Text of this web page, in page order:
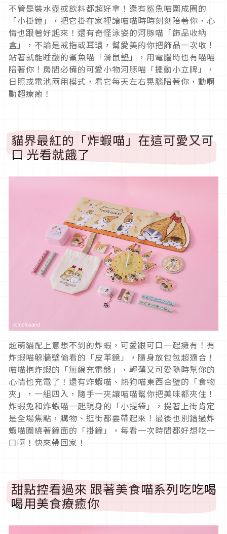
不管是裝水壺或飲料都超好拿！還有鯊魚喵圍成圈的
「小掛鐘」，把它掛在家裡讓喵喵時時刻刻陪著你，心
情也跟著好起來！還有奇怪泳姿的河豚喵「飾品收納
盒」，不論是戒指或耳環，幫愛美的你把飾品一次收！
站著就能睡翻的鯊魚喵「滑鼠墊」，用電腦時也有喵喵
陪著你！房間必備的可愛小物河豚喵「擺動小立牌」，
日照或電池兩用模式，看它每天左右晃腦陪著你，動啊
動超療癒！
貓界最紅的「炸蝦喵」在這可愛又可
口 光看就餓了
超萌貓配上意想不到的炸蝦，可愛跟可口一起擁有！有
炸蝦喵躲牆壁偷看的「皮革鏡」，隨身放包包超適合！
喵喵抱炸蝦的「無線充電盤」，輕薄又可愛隨時幫你的
心情也充電了！還有炸蝦喵、熱狗喵東西合璧的「食物
夾」，一組四入，隨手一夾讓喵喵幫你把美味都夾住！
炸蝦兔和炸蝦喵一起現身的「小提袋」，提著上街肯定
是全場焦點，購物、逛街都要帶起來！最後也別錯過炸
蝦喵圍繞著鐘面的「掛鐘」，每看一次時間都好想吃一
口啊！快來帶回家！
甜點控看過來 跟著美食喵系列吃吃喝
喝用美食療癒你